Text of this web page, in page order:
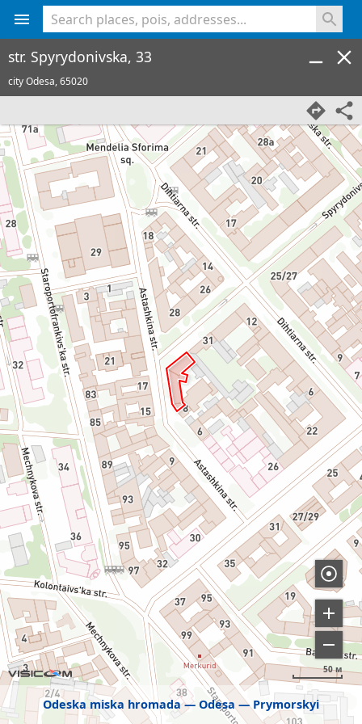
Odeska miska hromada Odesa Prymorskyi
50 м
str. Spyrydonivska, 33
city Odesa,65020
<% console.log(hcard) %>